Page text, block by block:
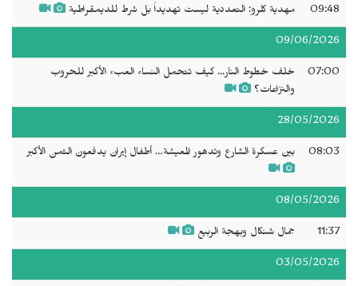
09:48 مهدية كلرو: التعددية ليست تهديداً بل شرط للديمقراطية
09/06/2026
07:00
خلف خطوط النار... كيف تتحمل النساء العبء الأكبر للحروب
والنزاعات؟
28/05/2026
08:03 بين عسكرة الشارع وتدهور المعيشة… أطفال إيران يدفعون الثمن الأكبر
08/05/2026
11:37 جمال شنكال وبهجة الربيع
03/05/2026